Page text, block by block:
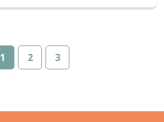
1 2 3